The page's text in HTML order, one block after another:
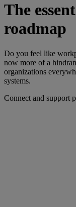
The
roadmap
Do you feel like
now more of a
organizations
systems.
Connect and support